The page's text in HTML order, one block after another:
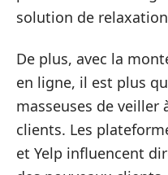
solution de
De plus, avec la
en ligne, il est plus
masseuses de veiller
clients. Les
et Yelp influencent